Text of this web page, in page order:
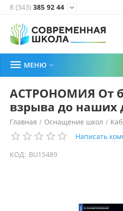
8 (343) 385 92 44 
 МЕНЮ 
АСТРОНОМИЯ От
взрыва до наших
Главная / Оснащение школ /
Написать
КОД: BU15489